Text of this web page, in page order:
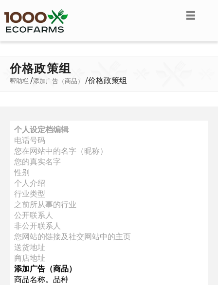
价格政策组
帮助栏 /添加广告（商品） /价格政策组
个人设定档编辑
电话号码
您在网站中的名字（昵称）
您的真实名字
性别
个人介绍
行业类型
之前所从事的行业
公开联系人
非公开联系人
您网站的链接及社交网站中的主页
送货地址
商店地址
添加广告（商品）
商品名称。品种